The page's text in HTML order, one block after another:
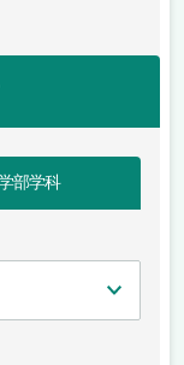
部学科